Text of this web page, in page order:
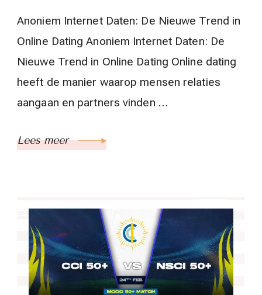
Anoniem Internet Daten: De Nieuwe Trend in
Online Dating Anoniem Internet Daten: De
Nieuwe Trend in Online Dating Online dating
heeft de manier waarop mensen relaties
aangaan en partners vinden …
Lees meer